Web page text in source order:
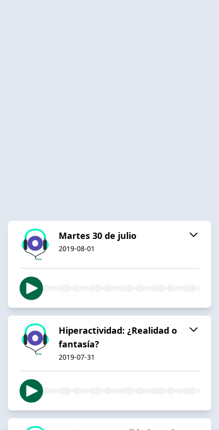
Martes 30 de julio
2019-08-01
Hiperactividad: ¿Realidad o
fantasía?
2019-07-31